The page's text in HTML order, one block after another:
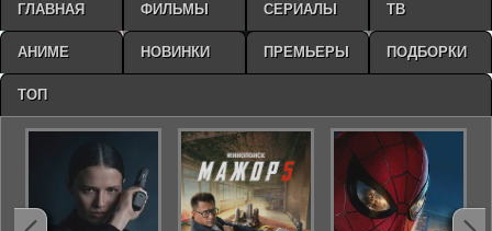
ГЛАВНАЯ ФИЛЬМЫ СЕРИАЛЫ ТВ
АНИМЕ НОВИНКИ ПРЕМЬЕРЫ ПОДБОРКИ
ТОП